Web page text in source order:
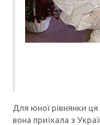
Для юної рівнянки
вона приїхала з